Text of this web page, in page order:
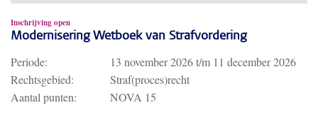
Inschrijving open
Modernisering Wetboek van Strafvordering
Periode: 13 november 2026t/m 11 december 2026
Rechtsgebied:
Straf(proces)recht
Aantal punten:
NOVA 15